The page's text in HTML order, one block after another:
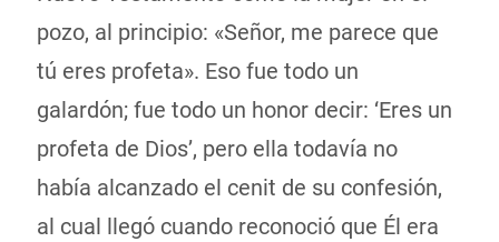
pozo, al principio: «Señor, me parece que
tú eres profeta». Eso fue todo un
galardón; fue todo un honor decir: ‘Eres un
profeta de Dios’, pero ella todavía no
había alcanzado el cenit de su confesión,
al cual llegó cuando reconoció que Él era